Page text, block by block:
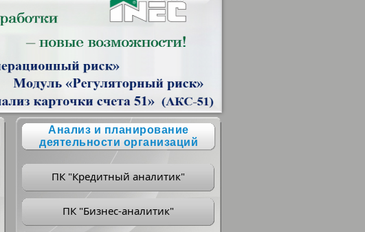
Анализ и планирование
деятельности организаций
ПК "Кредитный аналитик"
ПК "Бизнес-аналитик"